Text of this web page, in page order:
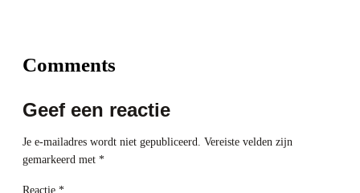
Comments
Geef een reactie
Je e-mailadres wordt niet gepubliceerd.
Vereiste velden zijn
gemarkeerd met *
Reactie *